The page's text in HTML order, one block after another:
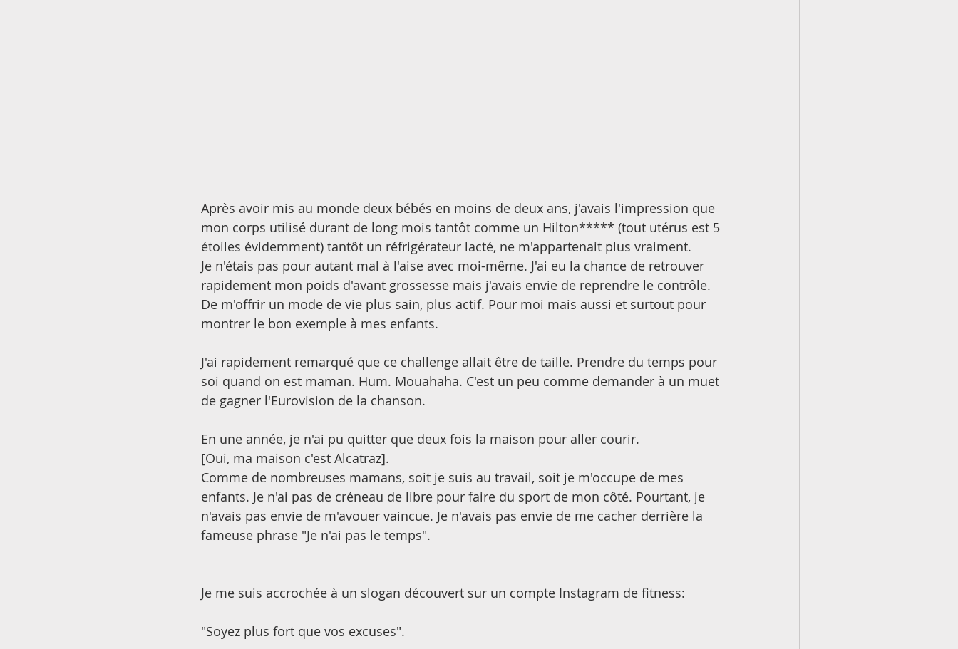
Après avoir mis au monde deux bébés en moins de deux ans, j'avais l'impression que
mon corps utilisé durant de long mois tantôt comme un Hilton***** (tout utérus est 5
étoiles évidemment) tantôt un réfrigérateur lacté, ne m'appartenait plus vraiment.
Je n'étais pas pour autant mal à l'aise avec moi-même. J'ai eu la chance de retrouver
rapidement mon poids d'avant grossesse mais j'avais envie de reprendre le contrôle.
De m'offrir un mode de vie plus sain, plus actif. Pour moi mais aussi et surtout pour
montrer le bon exemple à mes enfants.
J'ai rapidement remarqué que ce challenge allait être de taille. Prendre du temps pour
soi quand on est maman. Hum. Mouahaha. C'est un peu comme demander à un muet
de gagner l'Eurovision de la chanson.
En une année, je n'ai pu quitter que deux fois la maison pour aller courir.
[Oui, ma maison c'est Alcatraz].
Comme de nombreuses mamans, soit je suis au travail, soit je m'occupe de mes
enfants. Je n'ai pas de créneau de libre pour faire du sport de mon côté. Pourtant, je
n'avais pas envie de m'avouer vaincue. Je n'avais pas envie de me cacher derrière la
fameuse phrase "Je n'ai pas le temps".
Je me suis accrochée à un slogan découvert sur un compte Instagram de fitness:
"Soyez plus fort que vos excuses".